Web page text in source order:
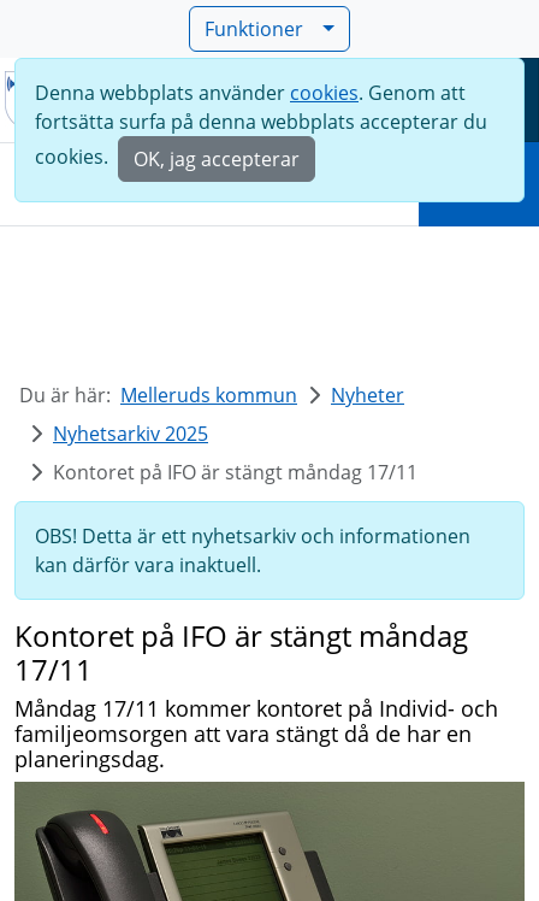
Funktioner
Meny
Denna webbplats använder cookies. Genom att
fortsätta surfa på denna webbplats accepterar du
cookies.
OK, jag accepterar
Du är här: Melleruds kommun
Nyheter
Nyhetsarkiv 2025
Kontoret på IFO är stängt måndag 17/11
OBS! Detta är ett nyhetsarkiv och informationen
kan därför vara inaktuell.
Kontoret på IFO är stängt måndag
17/11
Måndag 17/11 kommer kontoret på Individ- och
familjeomsorgen att vara stängt då de har en
planeringsdag.